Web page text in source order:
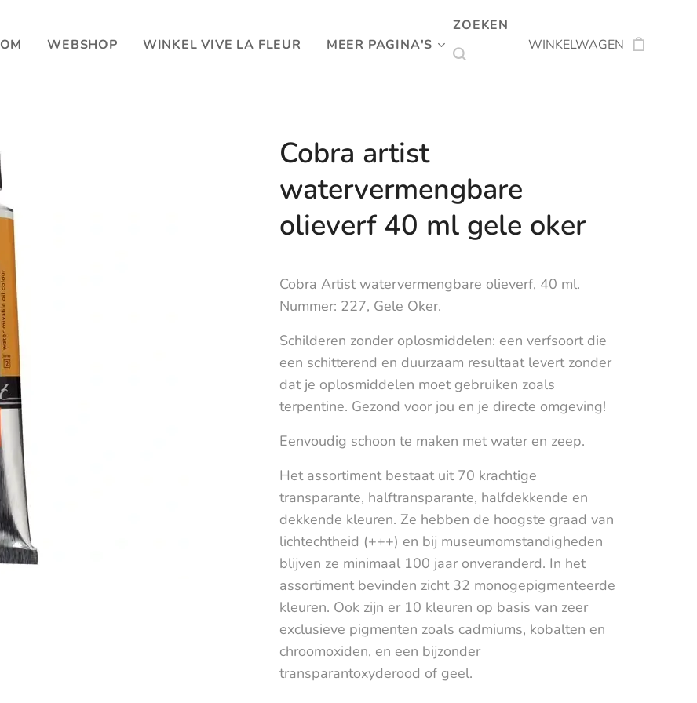
WEBSHOP WINKEL VIVE LA FLEUR MEER PAGINA'S
ZOEKEN
WINKELWAGEN
Cobra artist
watervermengbare
olieverf 40 ml gele oker
Cobra Artist watervermengbare olieverf, 40 ml.
Nummer: 227, Gele Oker.
Schilderen zonder oplosmiddelen: een verfsoort die
een schitterend en duurzaam resultaat levert zonder
dat je oplosmiddelen moet gebruiken zoals
terpentine. Gezond voor jou en je directe omgeving!
Eenvoudig schoon te maken met water en zeep.
Het assortiment bestaat uit 70 krachtige
transparante, halftransparante, halfdekkende en
dekkende kleuren. Ze hebben de hoogste graad van
lichtechtheid (+++) en bij museumomstandigheden
blijven ze minimaal 100 jaar onveranderd. In het
assortiment bevinden zicht 32 monogepigmenteerde
kleuren. Ook zijn er 10 kleuren op basis van zeer
exclusieve pigmenten zoals cadmiums, kobalten en
chroomoxiden, en een bijzonder
transparantoxyderood of geel.